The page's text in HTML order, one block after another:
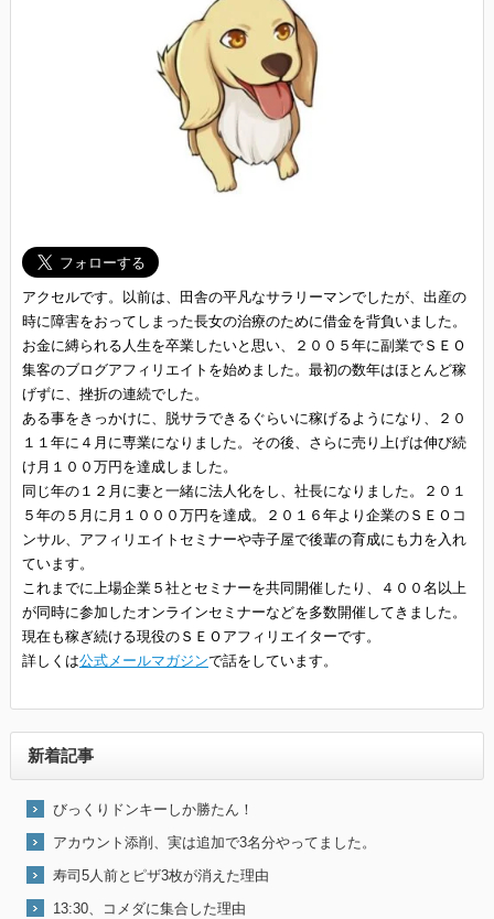
アクセルです。以前は、田舎の平凡なサラリーマンでしたが、出産の
時に障害をおってしまった長女の治療のために借金を背負いました。
お金に縛られる人生を卒業したいと思い、２００５年に副業でＳＥＯ
集客のブログアフィリエイトを始めました。最初の数年はほとんど稼
げずに、挫折の連続でした。
ある事をきっかけに、脱サラできるぐらいに稼げるようになり、２０
１１年に４月に専業になりました。その後、さらに売り上げは伸び続
け月１００万円を達成しました。
同じ年の１２月に妻と一緒に法人化をし、社長になりました。２０１
５年の５月に月１０００万円を達成。２０１６年より企業のＳＥＯコ
ンサル、アフィリエイトセミナーや寺子屋で後輩の育成にも力を入れ
ています。
これまでに上場企業５社とセミナーを共同開催したり、４００名以上
が同時に参加したオンラインセミナーなどを多数開催してきました。
現在も稼ぎ続ける現役のＳＥＯアフィリエイターです。
詳しくは公式メールマガジンで話をしています。
新着記事
びっくりドンキーしか勝たん！
アカウント添削、実は追加で3名分やってました。
寿司5人前とピザ3枚が消えた理由
13:30、コメダに集合した理由